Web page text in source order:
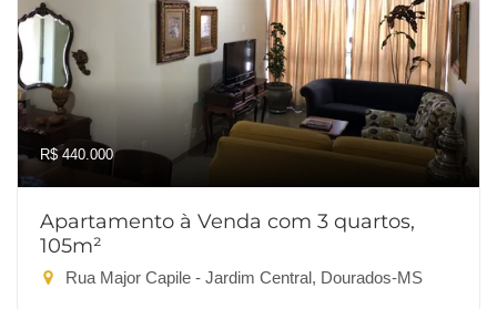
R$ 440.000
Apartamento à Venda com 3 quartos,
105m²
Rua Major Capile - Jardim Central, Dourados-MS